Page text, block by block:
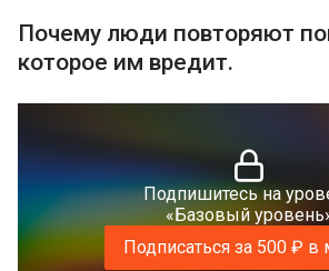
Почему люди повторяют
которое им вредит.
Подпишитесь на
«Базовый
Подписаться за 500 ₽ в